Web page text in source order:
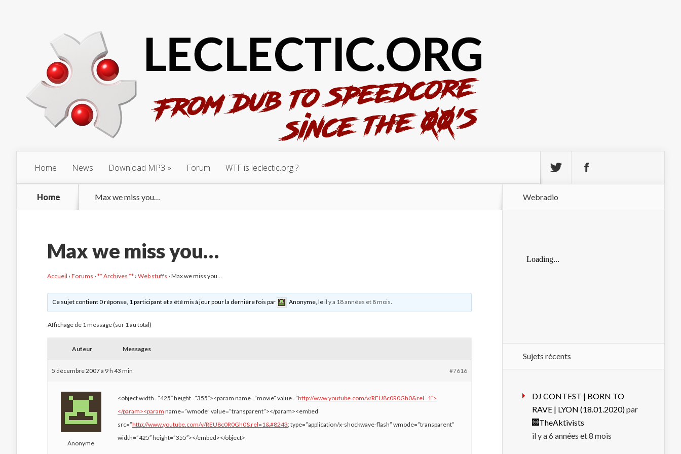
Home News Download MP3 Forum WTF is leclectic.org ?
Home Max we miss you…
Max we miss you…
Accueil › Forums › ** Archives ** › Web stuffs › Max we miss you…
Ce sujet contient 0 réponse, 1 participant et a été mis à jour pour la dernière fois par Anonyme, leil y a 18 années et 8 mois.
Affichage de 1 message (sur 1 au total)
Auteur Messages
5 décembre 2007 à 9 h 43 min #7616
Anonyme
<object width=”425″ height=”355″><param name=”movie” value=”http://www.youtube.com/v/REU8c0R0Gh0&rel=1″>
</param><param name=”wmode” value=”transparent”></param><embed
src=”http://www.youtube.com/v/REU8c0R0Gh0&rel=1&#8243; type=”application/x-shockwave-flash” wmode=”transparent”
width=”425″ height=”355″></embed></object>
Webradio
Sujets récents
DJ CONTEST | BORN TO
RAVE | LYON (18.01.2020)par
TheAktivists
il y a 6 années et 8 mois